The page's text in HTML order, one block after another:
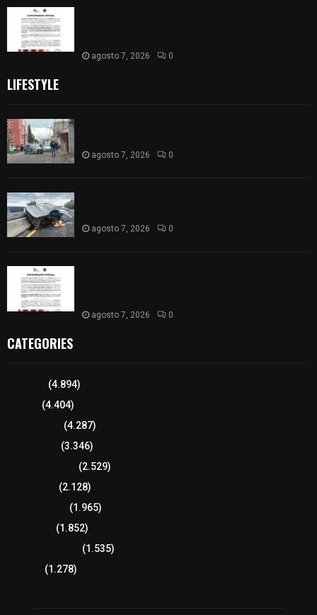
agosto 7, 2026 0
LIFESTYLE
agosto 7, 2026 0
agosto 7, 2026 0
agosto 7, 2026 0
CATEGORIES
(4.894)
(4.404)
(4.287)
(3.346)
(2.529)
(2.128)
(1.965)
(1.852)
(1.535)
(1.278)